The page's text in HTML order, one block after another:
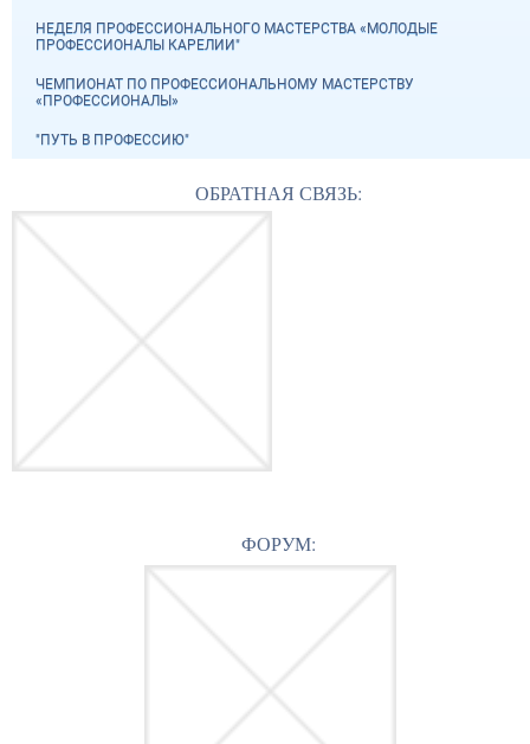
НЕДЕЛЯ ПРОФЕССИОНАЛЬНОГО МАСТЕРСТВА «МОЛОДЫЕ
ПРОФЕССИОНАЛЫ КАРЕЛИИ"
ЧЕМПИОНАТ ПО ПРОФЕССИОНАЛЬНОМУ МАСТЕРСТВУ
«ПРОФЕССИОНАЛЫ»
"ПУТЬ В ПРОФЕССИЮ"
ОБРАТНАЯ СВЯЗЬ:
ФОРУМ: